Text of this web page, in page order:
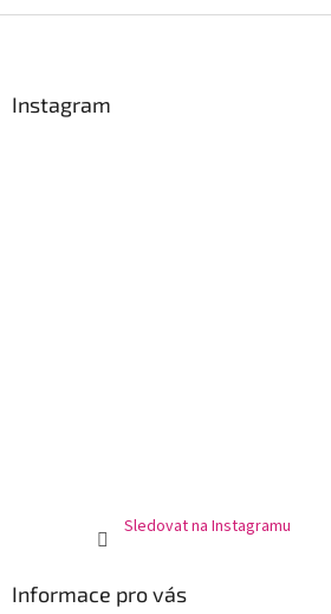
Instagram
Sledovat na Instagramu
Informace pro vás